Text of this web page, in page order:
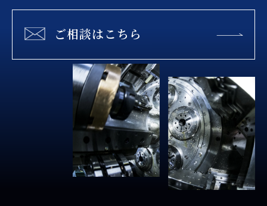
ご相談はこちら